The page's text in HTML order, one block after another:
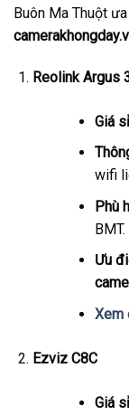
Buôn Ma Thuột
Reolink Argus
Giá sỉ
wifi
Phù
BMT.
Ưu
Xem
Ezviz C8C
Giá sỉ